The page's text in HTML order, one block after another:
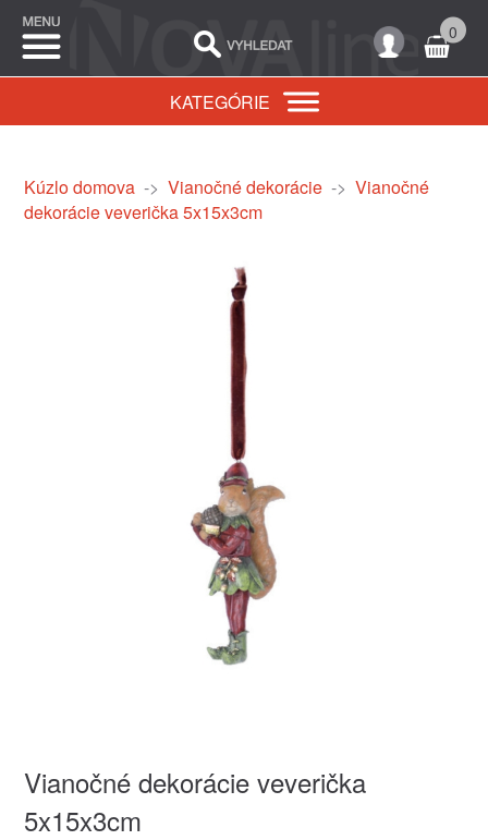
0
KATEGÓRIE
Kúzlo domova-> Vianočné dekorácie-> Vianočné
dekorácie veverička 5x15x3cm
Vianočné dekorácie veverička
5x15x3cm